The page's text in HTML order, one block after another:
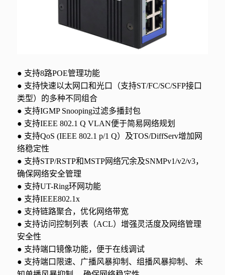
● 支持8路POE管理功能
● 支持快速以太网口和光口（支持ST/FC/SC/SFP接口
类型）的多种不同组合
● 支持IGMP Snooping过滤多播封包
● 支持IEEE 802.1 Q VLAN便于简易网络规划
● 支持QoS (IEEE 802.1 p/1 Q）及TOS/DiffServ增加网
络稳定性
● 支持STP/RSTP和MSTP网络冗余及SNMPv1/v2/v3，
确保网络安全管理
● 支持UT-Ring环网功能
● 支持IEEE802.1x
● 支持链路聚合，优化网络带宽
● 支持访问控制列表（ACL）增强灵活度及网络管理
安全性
● 支持端口镜像功能，便于在线调试
● 支持端口限速、广播风暴抑制、组播风暴抑制、 未